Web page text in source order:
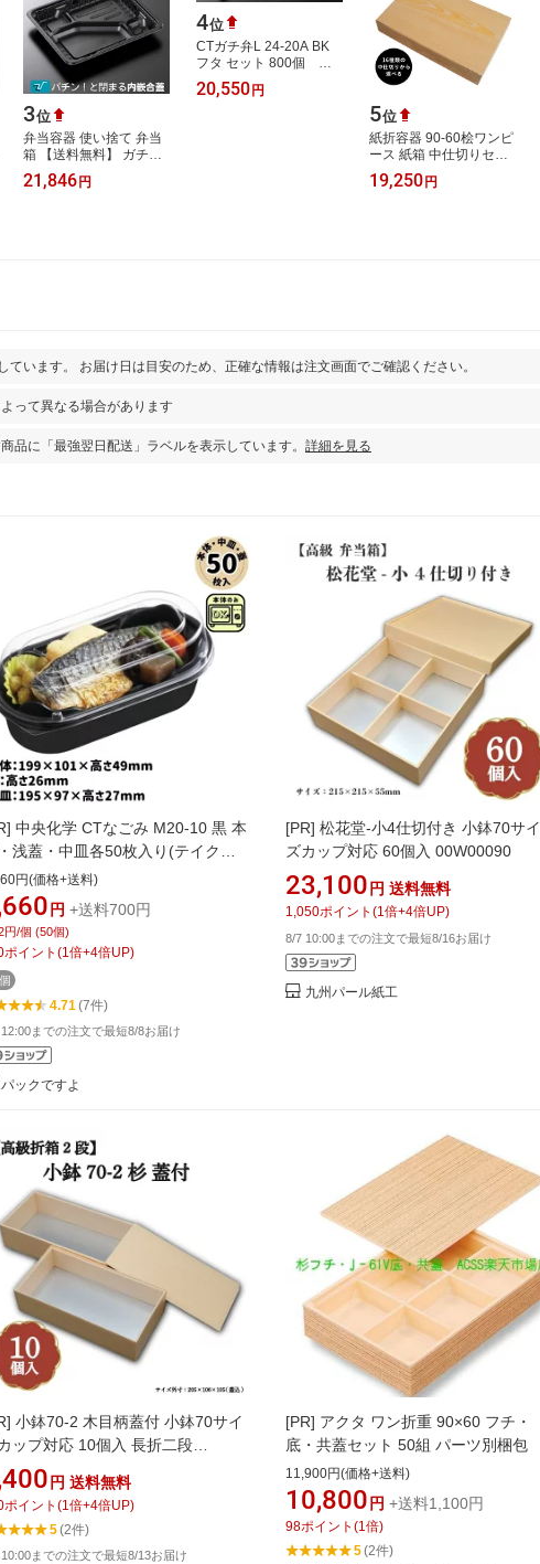
3位
弁当容器 使い捨て 弁当
箱 【送料無料】 ガチ弁
大 IK24-20 C2 黒 蓋付き
セット (800枚入) お弁当
21,846 円
4位
CTガチ弁L 24-20A BK
フタ セット 800個 弁
当容器 使い捨て 中央
化学
20,550円
5位
紙折容器 90-60桧ワンピ
ース 紙箱 中仕切りセッ
ト 300枚 懐石 和食 仕出
し 使い捨て お弁当箱 テ
19,250 円
います。 お届け日は目安のため、正確な情報は注文画面でご確認ください。
って異なる場合があります
品に「最強翌日配送」ラベルを表示しています。 詳細を見る
中央化学 CTなごみ M20-10 黒 本
浅蓋・中皿各50枚入り(テイクア
持ち帰り デリバリー フタ付き 蓋
中皿付き 弁当箱 弁当 べんとう 2
リム 小さめ コンパクト 箱 容器
物 フードパック 電子レンジ可 使
て 業務用)
円(価格+送料)
円 +送料700円
円/個 (50個)
ポイント (1倍+4倍UP)
4.71(7件)
までの注文で最短8/8お届け
パックですよ
[PR] 松花堂-小4仕切付き 小鉢70サイ
ズカップ対応 60個入 00W00090
23,100 円 送料無料
1,050ポイント (1倍+4倍UP)
8/7 10:00までの注文で最短8/16お届け
九州パール紙工
小鉢70-2 木目柄蓋付 小鉢70サイ
ップ対応 10個入 長折二段
円 送料無料
ポイント (1倍+4倍UP)
5(2件)
までの注文で最短8/13お届け
[PR] アクタ ワン折重 90×60 フチ・
底・共蓋セット 50組 パーツ別梱包
11,900円(価格+送料)
10,800 円 +送料1,100円
98ポイント (1倍)
5(2件)